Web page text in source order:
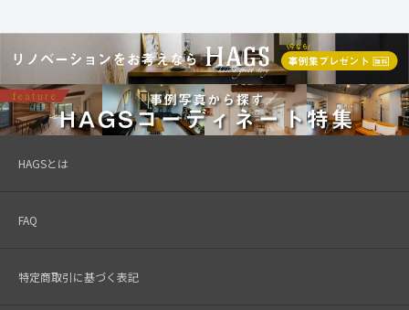
HAGSとは
FAQ
特定商取引に基づく表記